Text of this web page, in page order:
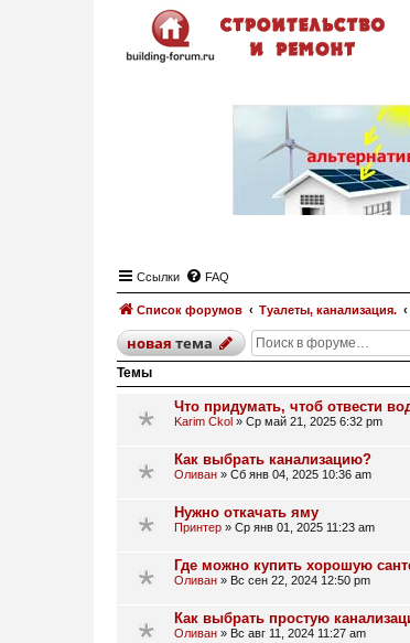
Ссылки FAQ
Список форумов Туалеты, канализация.
новаятема
Темы
Что придумать, чтоб отвести
Karim Ckol » Ср май 21, 2025 6:32 pm
Как выбрать канализацию?
Оливан » Сб янв 04, 2025 10:36 am
Нужно откачать яму
Принтер » Ср янв 01, 2025 11:23 am
Где можно купить хорошую
Оливан » Вс сен 22, 2024 12:50 pm
Как выбрать простую
Оливан » Вс авг 11, 2024 11:27 am